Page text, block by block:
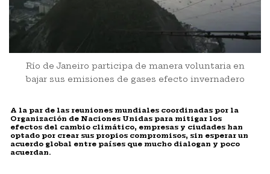
Río de Janeiro participa de manera voluntaria en
bajar sus emisiones de gases efecto invernadero
A la par de las reuniones mundiales coordinadas por la
Organización de Naciones Unidas para mitigar los
efectos del cambio climático, empresas y ciudades han
optado por crear sus propios compromisos, sin esperar un
acuerdo global entre países que mucho dialogan y poco
acuerdan.